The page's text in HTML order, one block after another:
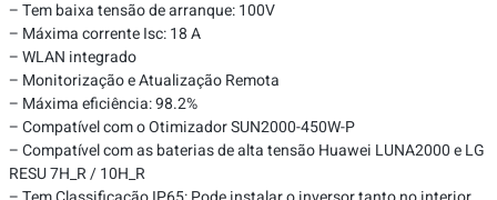
– Tem baixa tensão de arranque: 100V
– Máxima corrente Isc: 18 A
– WLAN integrado
– Monitorização e Atualização Remota
– Máxima eficiência: 98.2%
– Compatível com o Otimizador SUN2000-450W-P
– Compatível com as baterias de alta tensão Huawei LUNA2000 e LG
RESU 7H_R / 10H_R